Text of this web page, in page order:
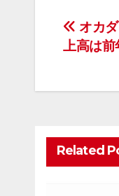
投
稿
ナ
ゲ
ー
オカ
上高は前
Related